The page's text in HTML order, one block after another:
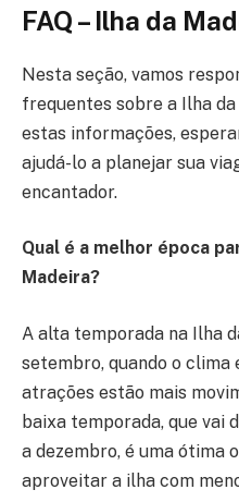
FAQ – Ilha da
Nesta seção, vamos
frequentes sobre a Ilha
estas informações,
ajudá-lo a planejar sua
encantador.
Qual é a melhor época
Madeira?
A alta temporada na Ilha
setembro, quando o clima
atrações estão mais
baixa temporada, que vai
a dezembro, é uma ótima
aproveitar a ilha com